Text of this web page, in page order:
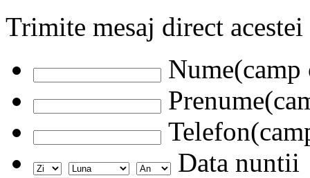
Trimite mesaj direct
Data nuntii